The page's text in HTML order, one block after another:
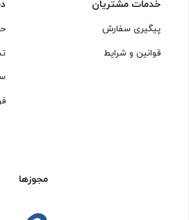
خدمات مشتریان
پیگیری سفارش
قوانین و شرایط
مجوزها